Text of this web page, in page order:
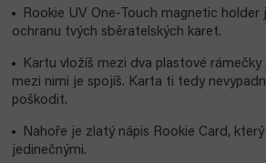
Rookie UV One-Touch magnetic holder
ochranu tvých sběratelských karet.
Kartu vložíš mezi dva plastové
mezi nimi je spojíš. Karta ti tedy
poškodit.
Nahoře je zlatý nápis Rookie Card,
jedinečnými.